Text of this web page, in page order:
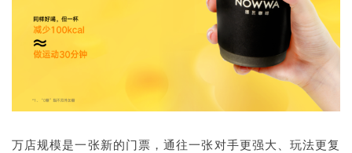
万店规模是一张新的门票，通往一张对手更强大、玩法更复